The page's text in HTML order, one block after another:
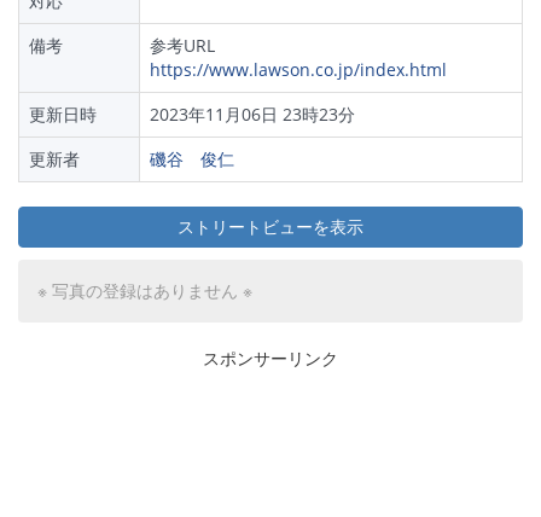
備考
参考URL
https://www.lawson.co.jp/index.html
更新日時
2023年11月06日 23時23分
更新者
磯谷 俊仁
ストリートビューを表示
※ 写真の登録はありません ※
スポンサーリンク